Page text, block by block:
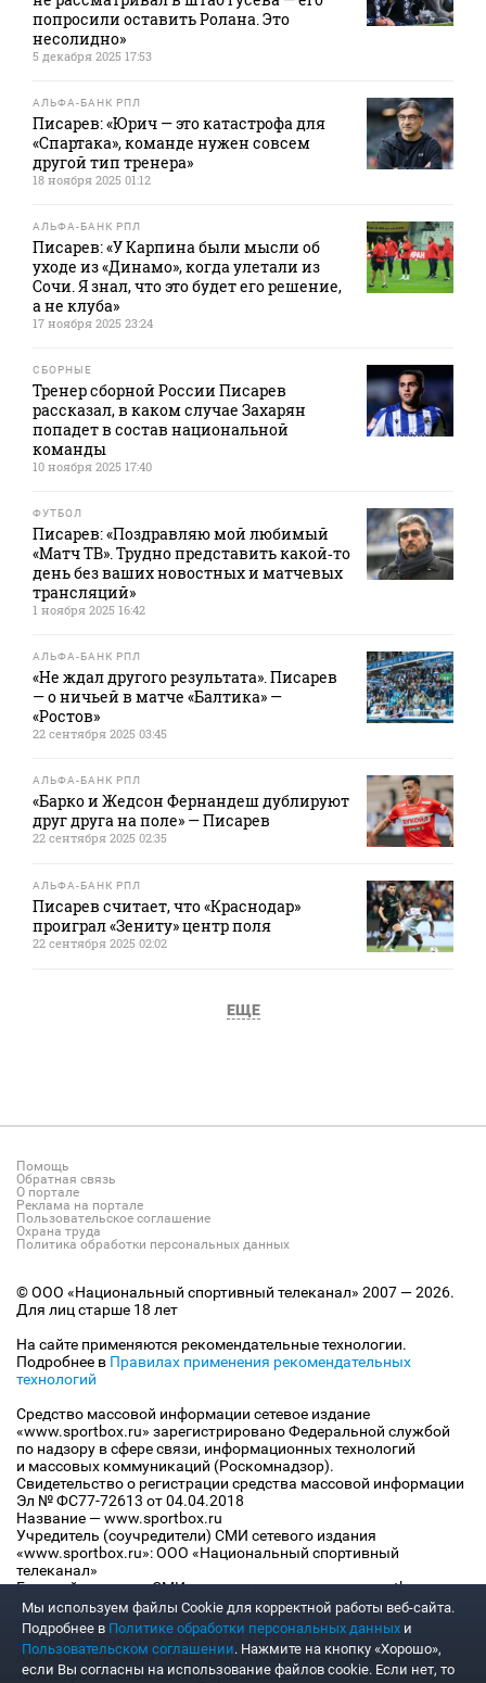
попросили оставить Ролана. Это
несолидно»
5 декабря 2025 17:53
АЛЬФА-БАНК РПЛ
Писарев: «Юрич — это катастрофа для
«Спартака», команде нужен совсем
другой тип тренера»
18 ноября 2025 01:12
АЛЬФА-БАНК РПЛ
Писарев: «У Карпина были мысли об
уходе из «Динамо», когда улетали из
Сочи. Я знал, что это будет его решение,
а не клуба»
17 ноября 2025 23:24
СБОРНЫЕ
Тренер сборной России Писарев
рассказал, в каком случае Захарян
попадет в состав национальной
команды
10 ноября 2025 17:40
ФУТБОЛ
Писарев: «Поздравляю мой любимый
«Матч ТВ». Трудно представить какой‑то
день без ваших новостных и матчевых
трансляций»
1 ноября 2025 16:42
АЛЬФА-БАНК РПЛ
«Не ждал другого результата». Писарев
— о ничьей в матче «Балтика» —
«Ростов»
22 сентября 2025 03:45
АЛЬФА-БАНК РПЛ
«Барко и Жедсон Фернандеш дублируют
друг друга на поле» — Писарев
22 сентября 2025 02:35
АЛЬФА-БАНК РПЛ
Писарев считает, что «Краснодар»
проиграл «Зениту» центр поля
22 сентября 2025 02:02
ЕЩЕ
Помощь
Обратная связь
О портале
Реклама на портале
Пользовательское соглашение
Охрана труда
Политика обработки персональных данных
© ООО «Национальный спортивный телеканал» 2007 — 2026.
Для лиц старше 18 лет
На сайте применяются рекомендательные технологии.
Подробнее в Правилах применения рекомендательных
технологий
Средство массовой информации сетевое издание
«www.sportbox.ru» зарегистрировано Федеральной службой
по надзору в сфере связи, информационных технологий
и массовых коммуникаций (Роскомнадзор).
Свидетельство о регистрации средства массовой информации
Эл № ФС77-72613 от 04.04.2018
Название — www.sportbox.ru
Учредитель (соучредители) СМИ сетевого издания
«www.sportbox.ru»: ООО «Национальный спортивный
телеканал»
Главный редактор СМИ сетевого издания «www.sportbox.ru»:
Конов В.А.
Номер телефона редакции СМИ сетевого издания
«www.sportbox.ru»: +7 (495) 653 8419
Адрес электронной почты редакции СМИ сетевого издания
«www.sportbox.ru»: editor@sportbox.ru
Мы используем файлы Сookie для корректной работы веб-сайта.
Подробнее в Политике обработки персональных данных и
Пользовательском соглашении. Нажмите на кнопку «Хорошо»,
если Вы согласны на использование файлов cookie. Если нет, то